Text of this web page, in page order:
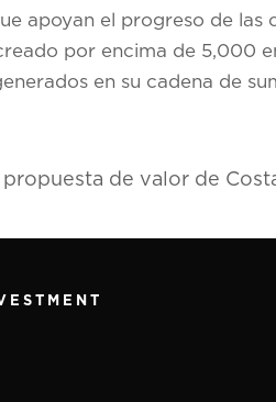
apoyan el progreso de las
por encima de 5,000
en su cadena de